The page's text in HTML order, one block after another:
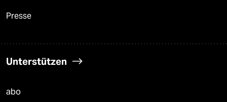
Presse
Unterstützen
abo